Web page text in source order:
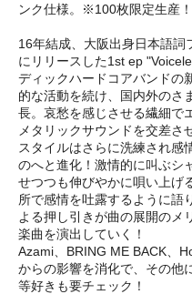
ンク仕様。※100枚限定生産！
16年結成、大阪出身日本語
にリリースした1st ep
ディックハードコアバンドの
的な活動を続け、国内外のさ
長。哀愁を感じさせる繊細で
メタリックサウンドを交差さ
スタイルはさらに洗練され感
のへと進化！激情的に叫ぶシ
せつつも伸びやかに唄い上げ
所で感情を吐露するように語
よる押し引きが曲の展開のメ
楽曲を演出していく！
Azami、BRING ME BACK、
からの影響を消化で、その他
等好きも要チェック！